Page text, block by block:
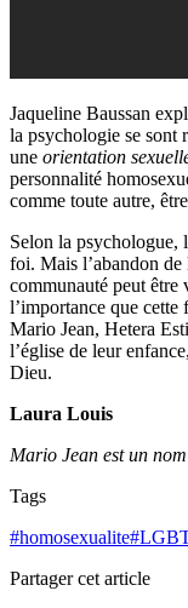
Jaqueline Baussan
la psychologie se sont
une orientation
personnalité
comme toute autre,
Selon la psychologue,
foi. Mais l’abandon
communauté peut être
l’importance que cette
Mario Jean, Hetera
l’église de leur
Dieu.
Laura Louis
Mario Jean est un
Tags
#homosexualite#
Partager cet article